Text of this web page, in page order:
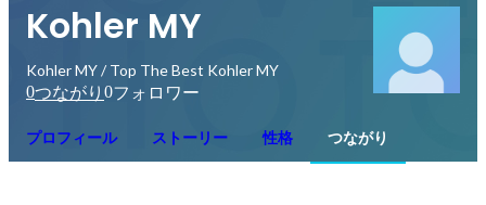
Kohler MY
Kohler MY / Top The Best Kohler MY
0つながり 0フォロワー
プロフィール ストーリー 性格 つながり